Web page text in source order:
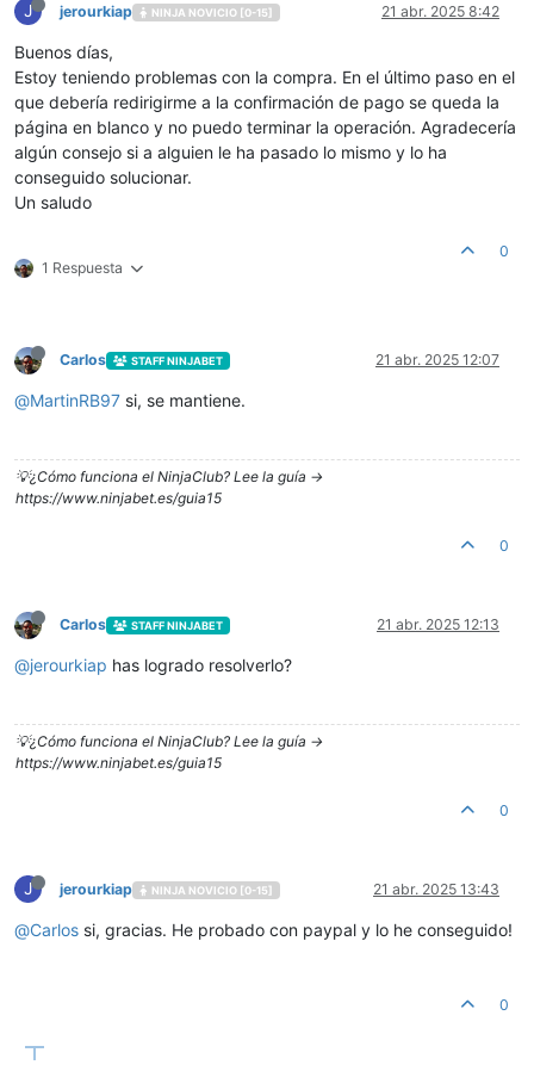
J jerourkiap NINJA NOVICIO [0-15] 21 abr. 2025 8:42
Buenos días,
Estoy teniendo problemas con la compra. En el último paso en el
que debería redirigirme a la confirmación de pago se queda la
página en blanco y no puedo terminar la operación. Agradecería
algún consejo si a alguien le ha pasado lo mismo y lo ha
conseguido solucionar.
Un saludo
1 Respuesta
0
Carlos STAFF NINJABET 21 abr. 2025 12:07
@MartinRB97 si, se mantiene.
💡¿Cómo funciona el NinjaClub? Lee la guía ->
https://www.ninjabet.es/guia15
0
Carlos STAFF NINJABET 21 abr. 2025 12:13
@jerourkiap has logrado resolverlo?
💡¿Cómo funciona el NinjaClub? Lee la guía ->
https://www.ninjabet.es/guia15
0
J jerourkiap NINJA NOVICIO [0-15] 21 abr. 2025 13:43
@Carlos si, gracias. He probado con paypal y lo he conseguido!
0